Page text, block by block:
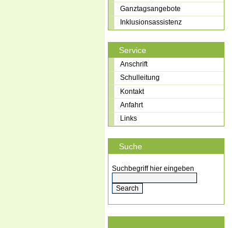
Ganztagsangebote
Inklusionsassistenz
Service
Anschrift
Schulleitung
Kontakt
Anfahrt
Links
Suche
Suchbegriff hier eingeben